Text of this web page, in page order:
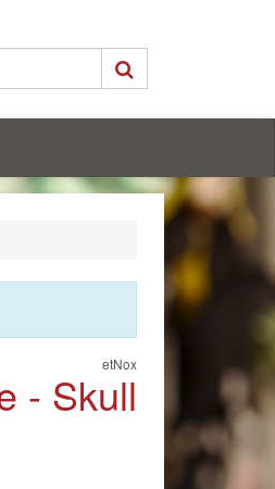
etNox
- Skull